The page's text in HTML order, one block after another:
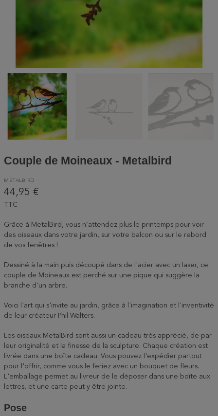
Couple de Moineaux - Metalbird
METALBIRD
44,95 €
TTC
Grâce à MetalBird, vous n’attendez plus le printemps pour voir
des oiseaux dans votre jardin, sur votre balcon ou sur le rebord
de vos fenêtres !
Dessiné à la main puis découpé dans de l'acier avec un laser, ce
couple de Moineaux est perché sur une pique qui suggère la
branche d'un arbre.
Voici l'art qui s'invite au jardin, grâce à l'imagination et l'inventivité
de leur créateur Phil Walters.
Les oiseaux MetalBird sont aussi un cadeau très apprécié, de par
leur originalité et la finesse de la sculpture. Chaque création est
livrée dans une boîte cadeau. Vous pouvez l'expédier partout
pour l'offrir, comme vous le feriez avec un bouquet de fleurs.
L'emballage permet au livreur de le déposer dans une boîte aux
lettres, et une carte peut y être jointe.
Pose